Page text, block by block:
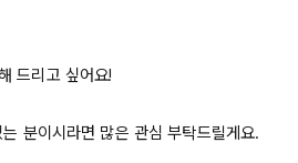
드리고 싶어요!
는 분이시라면 많은 관심 부탁드릴게요.